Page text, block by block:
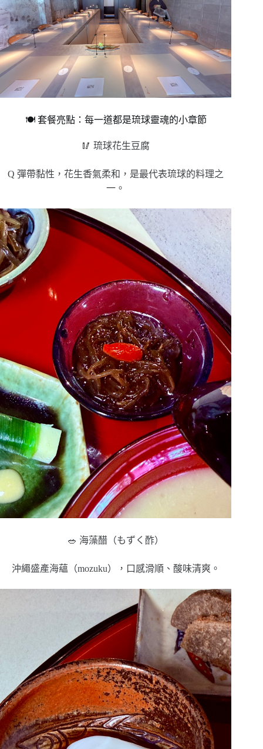
🍽 套餐亮點：每一道都是琉球靈魂的小章節
🥢 琉球花生豆腐
Q 彈帶黏性，花生香氣柔和，是最代表琉球的料理之
一。
🥗 海藻醋（もずく酢）
沖繩盛產海蘊（mozuku），口感滑順、酸味清爽。